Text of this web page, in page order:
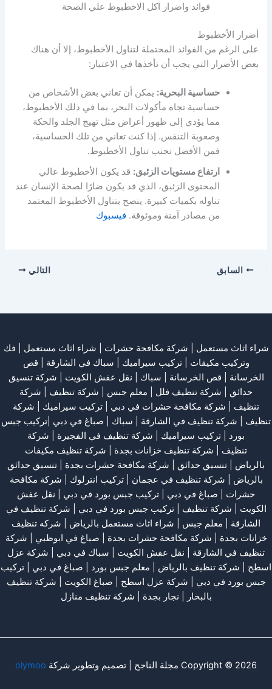
فوائد واضرار اكل الاخطبوط علي الصحة
أضرار الأخطبوط
على الرغم من الفوائد المحتملة لتناول الأخطبوط، إلا أن هناك
بعض الأضرار التي يجب أن تأخذها في الاعتبار:
حساسية البحرية: يمكن أن تعاني بعض الأشخاص من
حساسية تجاه مأكولات البحر، بما في ذلك الأخطبوط،
مما يؤدي إلى ظهور أعراض مثل تهيج الجلد والحكة
وصعوبة التنفس. إذا كنت تعاني من تلك الحساسية،
فمن الأفضل تجنب تناول الأخطبوط.
ارتفاع مستويات الزئبق: قد يكون الأخطبوط عالي
المحتوى الزئبق، الذي قد يكون ضارًا لصحة الإنسان عند
تناوله بكميات كبيرة. ينصح بتناول الأخطبوط المعتمد
من مصادر آمنة وموثوقة. فيسبوك
السابق التالي
شراء اثاث مستعمل شركة مكافحة حشرات شراء اثاث مستعمل
فك
وتركيب مكيفات | تركيب سيراميك | سباك في الشارقة
قص
الخرسانة | قص الخرسانة | سباك نقل عفش الكويت
شركة تنسيق
حدائق
شركة تنظيف فلل معلم جبس شركة تنظيف
شركة
تنظيف
شركة مكافحة حشرات في دبي تركيب سيراميك
شركة
تنظيف
شركة تنظيف في الشارقة | سباك | صباغ في دبي |تركيب جبس
بورد | تركيب سيراميك شركة تنظيف في الفجيرة
شركة
تنظيف
شركة تنظيف خزانات بجدة
شركة تنظيف مكيفات
بالرياض
تنسيق حدائق شركة مكافحة حشرات بجدة
تنسيق حدائق
بالرياض
شركة تنظيف في عجمان | تركيب انترلوك | شركة مكافحة
حشرات
صباغ في دبي تركيب جبس بورد في دبي
نقل عفش
الكويت
شركة تنظيف |تركيب جبس بورد في دبي
شركة تنظيف في
الشارقة
معلم جبس شراء اثاث مستعمل بالرياض
شركه تنظيف
خزانات بجدة
شركة مكافحة حشرات بجدة صباغ في ابوظبي
شركة
تنظيف في الشارقة
نقل عفش الكويت | سباك في دبي | شركة عزل
اسطح
شركة تنظيف بالرياض معلم جبس بورد صباغ في دبي
تركيب
جبس بورد في دبي
شركة عزل اسطح صباغ الكويت
شركة تنظيف
بالبخار
نجار بجدة شركة تنظيف منازل
Copyright © 2026 مجلة الناجح | تصميم وتطوير شركة olymoo